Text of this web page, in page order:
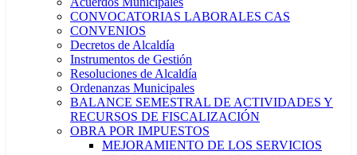
CONVOCATORIAS LABORALES CAS
CONVENIOS
Decretos de Alcaldía
Instrumentos de Gestión
Resoluciones de Alcaldía
Ordenanzas Municipales
BALANCE SEMESTRAL DE ACTIVIDADES Y
RECURSOS DE FISCALIZACIÓN
OBRA POR IMPUESTOS
MEJORAMIENTO DE LOS SERVICIOS